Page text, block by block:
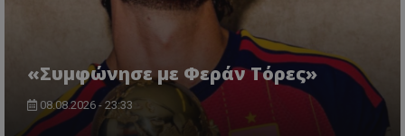
«Συμφώνησε με Φεράν Τόρες»
08.08.2026 - 23:33